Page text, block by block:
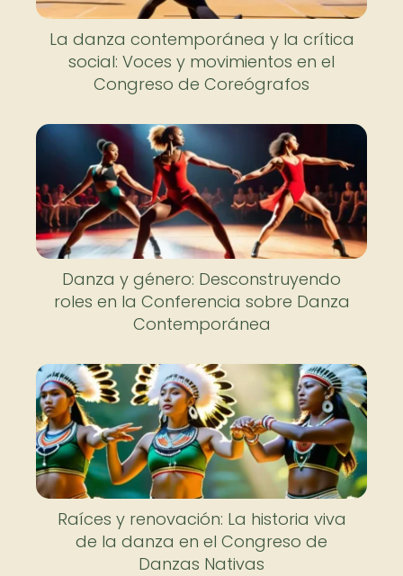
La danza contemporánea y la crítica
social: Voces y movimientos en el
Congreso de Coreógrafos
Danza y género: Desconstruyendo
roles en la Conferencia sobre Danza
Contemporánea
Raíces y renovación: La historia viva
de la danza en el Congreso de
Danzas Nativas